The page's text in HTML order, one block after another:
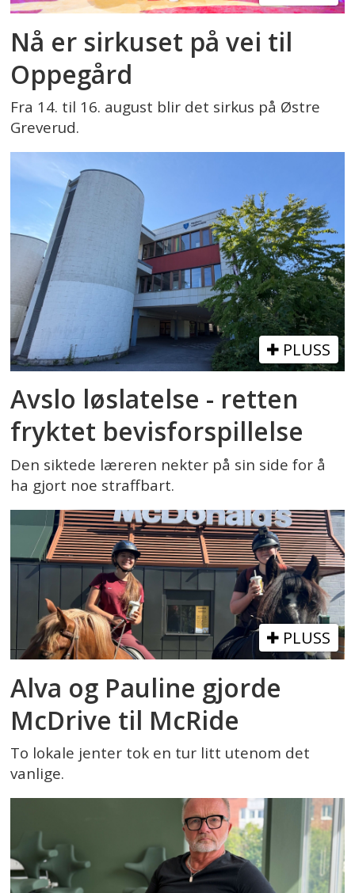
Nå er sirkuset på vei til
Oppegård
Fra 14. til 16. august blir det sirkus på Østre
Greverud.
PLUSS
Avslo løslatelse - retten
fryktet bevisforspillelse
Den siktede læreren nekter på sin side for å
ha gjort noe straffbart.
PLUSS
Alva og Pauline gjorde
McDrive til McRide
To lokale jenter tok en tur litt utenom det
vanlige.